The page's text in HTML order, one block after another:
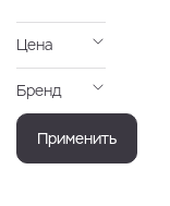
Цена
Бренд
Применить